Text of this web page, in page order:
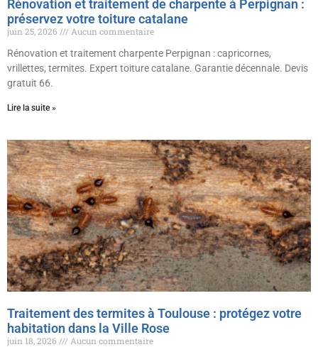
Rénovation et traitement de charpente à Perpignan :
préservez votre toiture catalane
juin 25, 2026
Aucun commentaire
Rénovation et traitement charpente Perpignan : capricornes,
vrillettes, termites. Expert toiture catalane. Garantie décennale. Devis
gratuit 66.
Lire la suite »
Traitement des termites à Toulouse : protégez votre
habitation dans la Ville Rose
juin 18, 2026
Aucun commentaire